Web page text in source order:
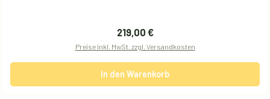
Regulärer Preis:
219,00 €
Preise inkl. MwSt. zzgl. Versandkosten
In den Warenkorb